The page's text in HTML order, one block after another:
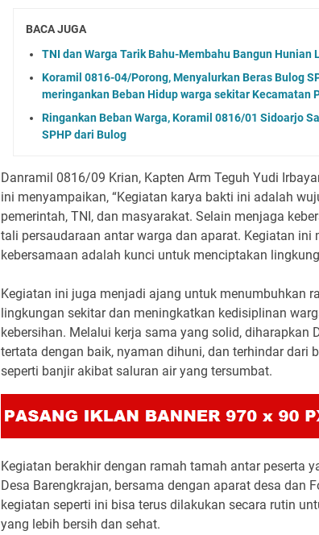
BACA JUGA
TNI dan Warga Tarik Bahu-Membahu Bangun Hunian
Koramil 0816-04/Porong, Menyalurkan Beras Bulog
meringankan Beban Hidup warga sekitar Kecamatan
Ringankan Beban Warga, Koramil 0816/01 Sidoarjo
SPHP dari Bulog
Danramil 0816/09 Krian, Kapten Arm Teguh Yudi
ini menyampaikan, “Kegiatan karya bakti ini adalah
pemerintah, TNI, dan masyarakat. Selain menjaga
tali persaudaraan antar warga dan aparat. Kegiatan ini
kebersamaan adalah kunci untuk menciptakan
Kegiatan ini juga menjadi ajang untuk menumbuhkan
lingkungan sekitar dan meningkatkan kedisiplinan
kebersihan. Melalui kerja sama yang solid, diharapkan
tertata dengan baik, nyaman dihuni, dan terhindar dari
seperti banjir akibat saluran air yang tersumbat.
Kegiatan berakhir dengan ramah tamah antar peserta
Desa Barengkrajan, bersama dengan aparat desa dan
kegiatan seperti ini bisa terus dilakukan secara rutin
yang lebih bersih dan sehat.